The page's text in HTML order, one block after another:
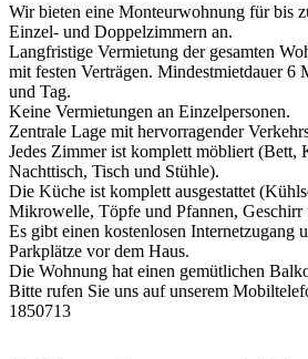
Wir bieten eine Monteurwohnung für bis
Einzel- und Doppelzimmern an.
Langfristige Vermietung der gesamten
mit festen Verträgen. Mindestmietdauer 6
und Tag.
Keine Vermietungen an Einzelpersonen.
Zentrale Lage mit hervorragender
Jedes Zimmer ist komplett möbliert (Bett,
Nachttisch, Tisch und Stühle).
Die Küche ist komplett ausgestattet
Mikrowelle, Töpfe und Pfannen, Geschirr
Es gibt einen kostenlosen Internetzugang
Parkplätze vor dem Haus.
Die Wohnung hat einen gemütlichen
Bitte rufen Sie uns auf unserem
1850713